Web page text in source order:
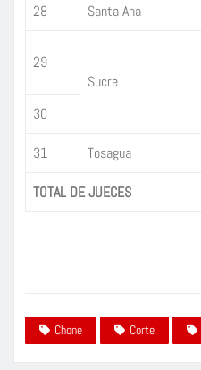
28 Santa Ana
29
Sucre
30
31 Tosagua
TOTAL DE JUECES
Chone Corte